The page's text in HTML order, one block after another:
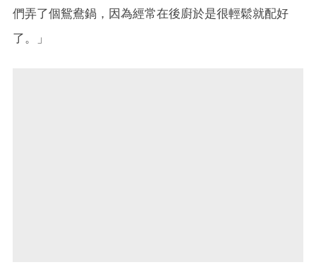
們弄了個鴛鴦鍋，因為經常在後廚於是很輕鬆就配好
了。」